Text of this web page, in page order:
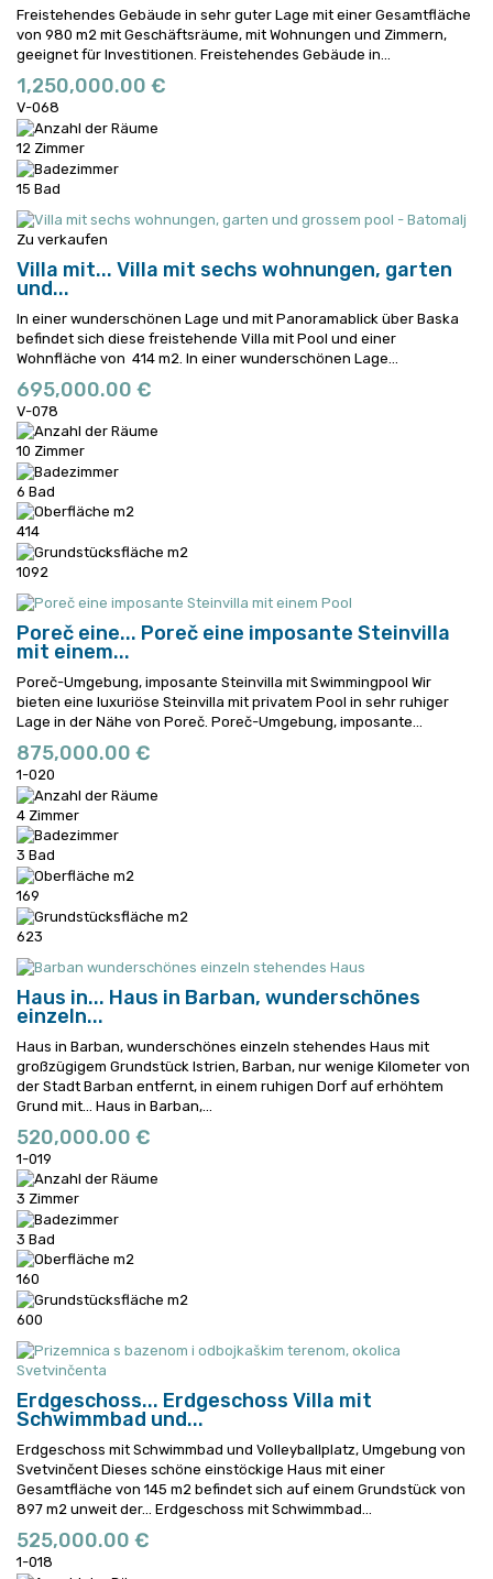
Freistehendes Gebäude in sehr guter Lage mit einer Gesamtfläche
von 980 m2 mit Geschäftsräume, mit Wohnungen und Zimmern,
geeignet für Investitionen. Freistehendes Gebäude in...
1,250,000.00 €
V-068
12 Zimmer
15 Bad
Zu verkaufen
Villa mit... Villa mit sechs wohnungen, garten
und...
In einer wunderschönen Lage und mit Panoramablick über Baska
befindet sich diese freistehende Villa mit Pool und einer
Wohnfläche von 414 m2. In einer wunderschönen Lage...
695,000.00 €
V-078
10 Zimmer
6 Bad
414
1092
Poreč eine... Poreč eine imposante Steinvilla
mit einem...
Poreč-Umgebung, imposante Steinvilla mit Swimmingpool Wir
bieten eine luxuriöse Steinvilla mit privatem Pool in sehr ruhiger
Lage in der Nähe von Poreč. Poreč-Umgebung, imposante...
875,000.00 €
1-020
4 Zimmer
3 Bad
169
623
Haus in... Haus in Barban, wunderschönes
einzeln...
Haus in Barban, wunderschönes einzeln stehendes Haus mit
großzügigem Grundstück Istrien, Barban, nur wenige Kilometer von
der Stadt Barban entfernt, in einem ruhigen Dorf auf erhöhtem
Grund mit...
Haus in Barban,...
520,000.00 €
1-019
3 Zimmer
3 Bad
160
600
Erdgeschoss... Erdgeschoss Villa mit
Schwimmbad und...
Erdgeschoss mit Schwimmbad und Volleyballplatz, Umgebung von
Svetvinčent Dieses schöne einstöckige Haus mit einer
Gesamtfläche von 145 m2 befindet sich auf einem Grundstück von
897 m2 unweit der... Erdgeschoss mit Schwimmbad...
525,000.00 €
1-018